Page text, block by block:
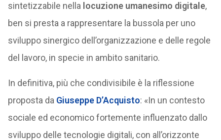
sintetizzabile nella locuzione umanesimo digitale,
ben si presta a rappresentare la bussola per uno
sviluppo sinergico dell’organizzazione e delle regole
del lavoro, in specie in ambito sanitario.
In definitiva, più che condivisibile è la riflessione
proposta da Giuseppe D’Acquisto: «In un contesto
sociale ed economico fortemente influenzato dallo
sviluppo delle tecnologie digitali, con all’orizzonte